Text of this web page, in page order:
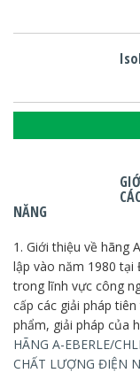
NĂNG
1. Giới thiệu về hãng
lập vào năm 1980
trong lĩnh vực công
cấp các giải pháp
phẩm, giải pháp của
HÃNG A-EBERLE/
CHẤT LƯỢNG ĐIỆN